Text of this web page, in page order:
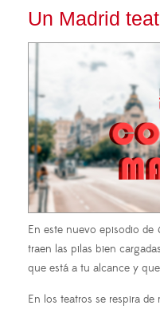
Un Madrid
En este nuevo episodio de
traen las pilas bien
que está a tu alcance y
En los teatros se respira